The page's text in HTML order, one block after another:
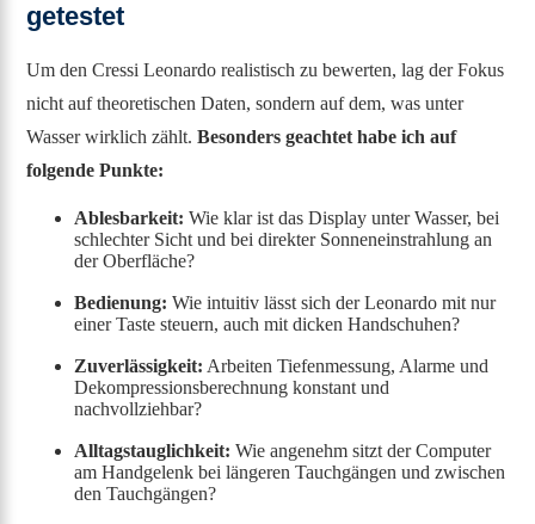
getestet
Um den Cressi Leonardo realistisch zu bewerten, lag der Fokus
nicht auf theoretischen Daten, sondern auf dem, was unter
Wasser wirklich zählt.Besonders geachtet habe ich auf
folgende Punkte:
Ablesbarkeit: Wie klar ist das Display unter Wasser, bei
schlechter Sicht und bei direkter Sonneneinstrahlung an
der Oberfläche?
Bedienung: Wie intuitiv lässt sich der Leonardo mit nur
einer Taste steuern, auch mit dicken Handschuhen?
Zuverlässigkeit: Arbeiten Tiefenmessung, Alarme und
Dekompressionsberechnung konstant und
nachvollziehbar?
Alltagstauglichkeit: Wie angenehm sitzt der Computer
am Handgelenk bei längeren Tauchgängen und zwischen
den Tauchgängen?